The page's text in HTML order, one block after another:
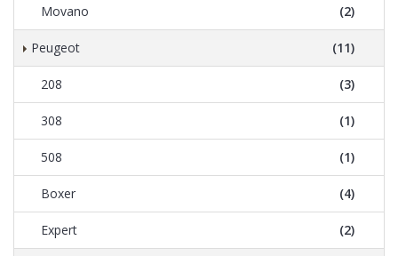
Movano (2)
Peugeot (11)
208 (3)
308 (1)
508 (1)
Boxer (4)
Expert (2)